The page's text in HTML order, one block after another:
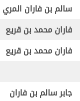
سالم بن فاران المري
فاران محمد بن قريع
فاران محمد بن قريع
جابر سالم بن فاران